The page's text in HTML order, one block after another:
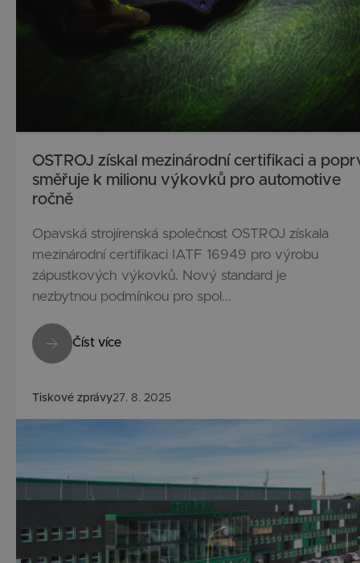
OSTROJ získal mezinárodní certifikaci a
směřuje k milionu výkovků pro automotive
ročně
Opavská strojírenská společnost OSTROJ získala
mezinárodní certifikaci IATF 16949 pro výrobu
zápustkových výkovků. Nový standard je
nezbytnou podmínkou pro spol...
Číst více
Tiskové zprávy27. 8. 2025